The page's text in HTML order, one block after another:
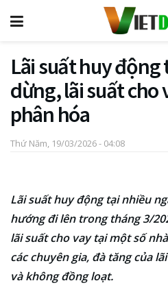
Lãi suất huy động
dừng, lãi suất cho
phân hóa
Thứ Năm, 19/03/2026 - 04:08
Lãi suất huy động tại nhiều
hướng đi lên trong tháng 3/
lãi suất cho vay tại một số
các chuyên gia, đà tăng của
và không đồng loạt.